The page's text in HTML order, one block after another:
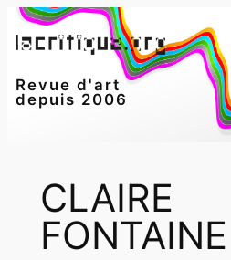
Aller
au
Revue d'art
depuis 2006
CLAIRE
FONTAINE